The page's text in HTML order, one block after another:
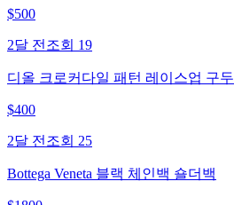
$500
2달 전 조회 19
디올 크로커다일 패턴 레이스업 구두
$400
2달 전 조회 25
Bottega Veneta 블랙 체인백 숄더백